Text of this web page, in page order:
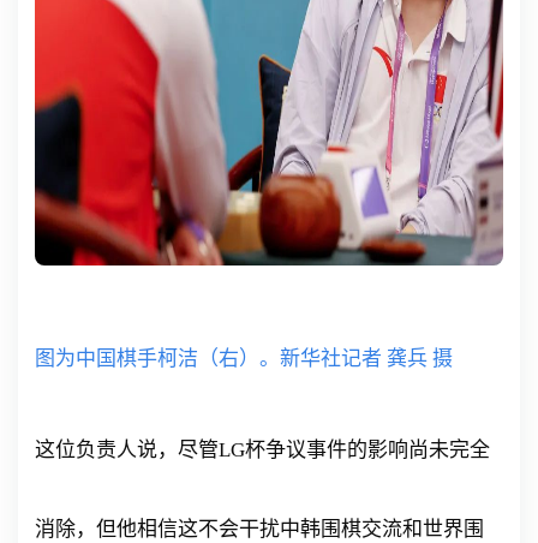
图为中国棋手柯洁（右）。新华社记者 龚兵 摄
这位负责人说，尽管LG杯争议事件的影响尚未完全
消除，但他相信这不会干扰中韩围棋交流和世界围